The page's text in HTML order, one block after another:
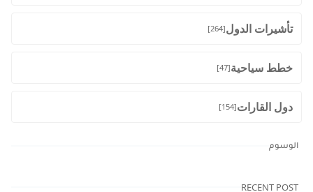
تأشيرات الدول[264]
خطط سياحية[47]
دول القارات[154]
الوسوم
RECENT POST